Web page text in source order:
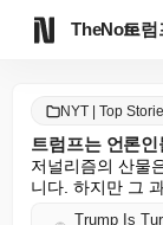
TheNote
NYT | Top
트럼프는 언론
저널리즘의 산물
니다. 하지만 그
Trump Is